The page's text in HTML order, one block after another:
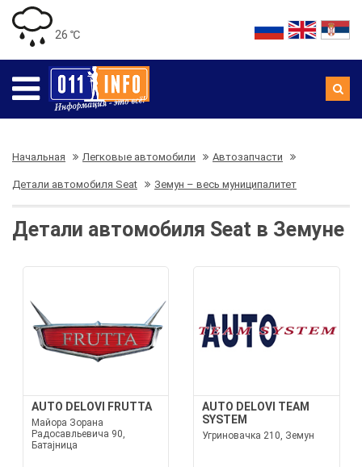
26 ℃
Начальная Легковые автомобили Автозапчасти
Детали автомобиля Seat Земун – весь муниципалитет
Детали автомобиля Seat в Земуне
AUTO DELOVI FRUTTA
Майора Зорана
Радосавльевича 90,
Батајница
AUTO DELOVI TEAM
SYSTEM
Угриновачка 210, Земун